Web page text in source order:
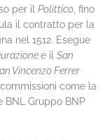
per il Polittico , fino
il contratto per la
nel 1512. Esegue
e il San
Vincenzo Ferrer
come la
BNL Gruppo BNP